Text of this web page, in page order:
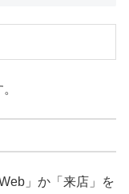
」か「来店」を